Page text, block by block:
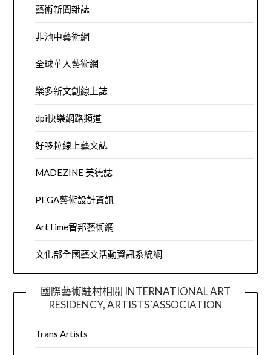
藝術新聞雜誌
非池中藝術網
全球華人藝術網
樂多新文創線上誌
dpi快樂網路頻道
好哆粒線上藝文誌
MADEZINE 美德誌
PEGA藝術設計資訊
ArtTime智邦藝術網
文化部全國藝文活動資訊系統網
國際藝術駐村相關 INTERNATIONAL ART
RESIDENCY, ARTISTS´ASSOCIATION
Trans Artists